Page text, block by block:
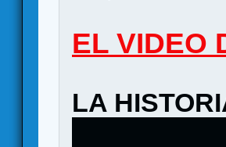
EL VIDEO
LA